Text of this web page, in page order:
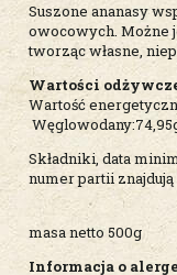
Suszone ananasy
owocowych. Możne
tworząc własne,
Wartości
Wartość
Składniki, data
numer partii
masa netto 500g
Informacja o